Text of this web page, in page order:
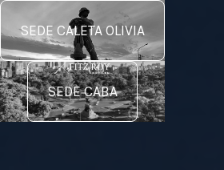
SEDE CALETA OLIVIA
SEDE CABA